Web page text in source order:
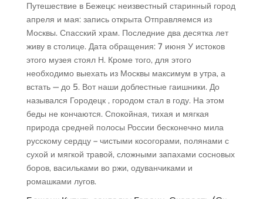
Путешествие в Бежецк: неизвестный старинный город
апреля и мая: запись открыта Отправляемся из
Москвы. Спасский храм. Последние два десятка лет
живу в столице. Дата обращения: 7 июня У истоков
этого музея стоял Н. Кроме того, для этого
необходимо выехать из Москвы максимум в утра, а
встать — до 5. Вот наши доблестные гаишники. До
назывался Городецк , городом стал в году. На этом
беды не кончаются. Спокойная, тихая и мягкая
природа средней полосы России бесконечно мила
русскому сердцу – чистыми косогорами, полянами с
сухой и мягкой травой, сложными запахами сосновых
боров, васильками во ржи, одуванчиками и
ромашками лугов.